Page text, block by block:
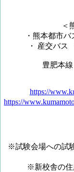
＜
・熊本都市
・ 産交バ
豊肥本
https://
https://
※試験会場への試
※新校舎の住